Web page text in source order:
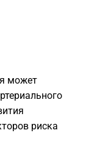
может
риска